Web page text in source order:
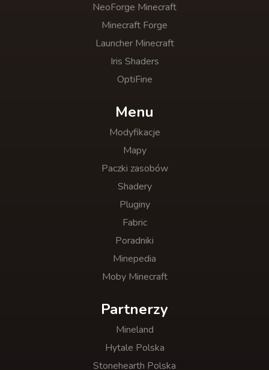
NeoForge Minecraft
Minecraft Forge
Launcher Minecraft
Iris Shaders
OptiFine
Menu
Modyfikacje
Mapy
Paczki zasobów
Shadery
Pluginy
Fabric
Poradniki
Minepedia
Moby Minecraft
Partnerzy
Mineland
Hytale Polska
Stonehearth Polska